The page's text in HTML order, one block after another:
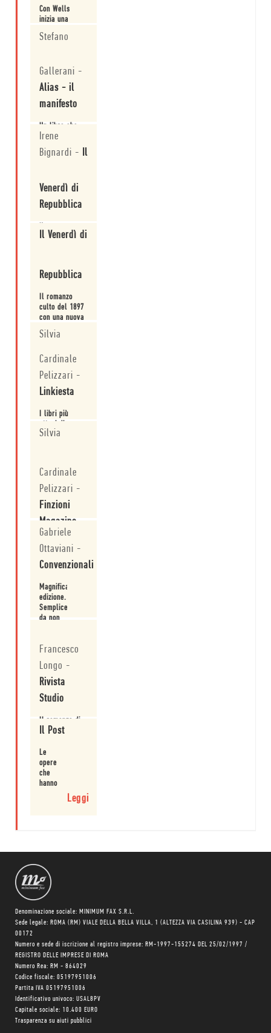
Con Wells
inizia una
metamorfosi
nel tempo
figura
privilegiata
dellimmaginario
ideale per
veicolare
modellati degli
Stefano
Gallerani -
Alias - il
manifesto
Un libro che,
come di rado
capita con
questa
intercettato e
preconizzato
pulsioni e
una società
allo sbando.
Irene
Bignardi - Il
Venerdì di
Repubblica
fondamentale.
Il Venerdì di
Repubblica
Il romanzo
culto del 1897
con una nuova
traduzione
d'autore.
Silvia
Cardinale
Pelizzari -
Linkiesta
I libri più
attesi di
ottobre.
Silvia
Cardinale
Pelizzari -
Finzioni
Magazine
Le uscite più
attese del
mese di
Gabriele
Ottaviani -
Convenzionali
Magnifica
edizione.
Semplicemente
da non
Francesco
Longo -
Rivista
Studio
Il romanzo di
Wells esce nel
un
immaginario.
Il Post
Le
opere
che
hanno
Leggi
Denominazione sociale: MINIMUM FAX S.R.L.
Sede legale: ROMA (RM) VIALE DELLA BELLA VILLA, 1 (ALTEZZA VIA CASILINA 939) - CAP
00172
Numero e sede di iscrizione al registro imprese: RM-1997-155274 DEL 25/02/1997 /
REGISTRO DELLE IMPRESE DI ROMA
Numero Rea: RM - 864029
Codice fiscale: 05197951006
Partita IVA 05197951006
Identificativo univoco: USAL8PV
Capitale sociale: 10.400 EURO
Trasparenza su aiuti pubblici